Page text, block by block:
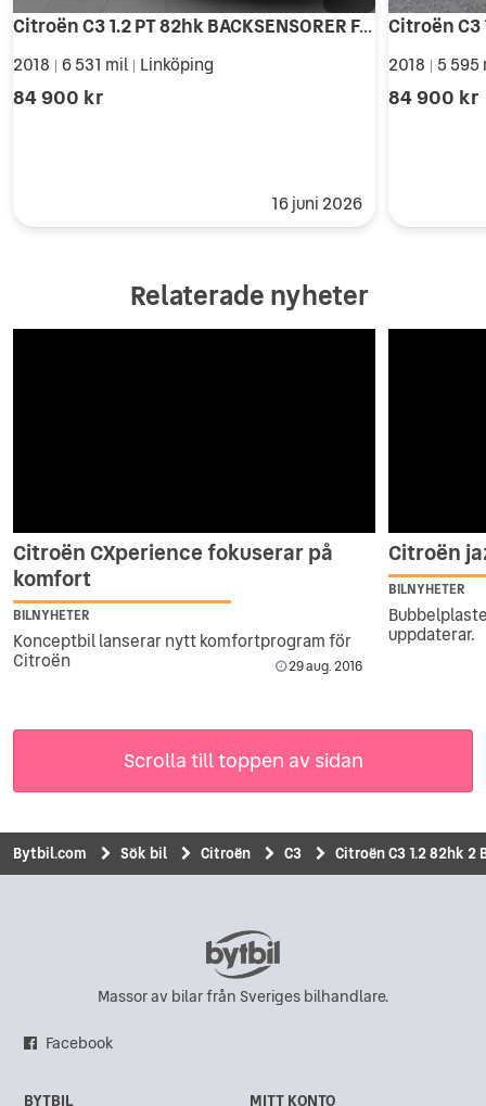
Citroën C3 1.2 PT 82hk BACKSENSORER FARTHÅLLARE
2018 6 531 mil Linköping
84 900 kr
16 juni 2026
Citroën C3
2018 5
84 900 kr
Relaterade nyheter
Citroën CXperience fokuserar på
komfort
BILNYHETER
Konceptbil lanserar nytt komfortprogram för
Citroën 29 aug. 2016
Citroën
BILNYHETER
uppdaterar.
Scrolla till toppen av sidan
Bytbil.com Sök bil Citroën C3 Citroën C3 1.2 82hk 2
Massor av bilar från Sveriges bilhandlare.
Facebook
BYTBIL MITT KONTO